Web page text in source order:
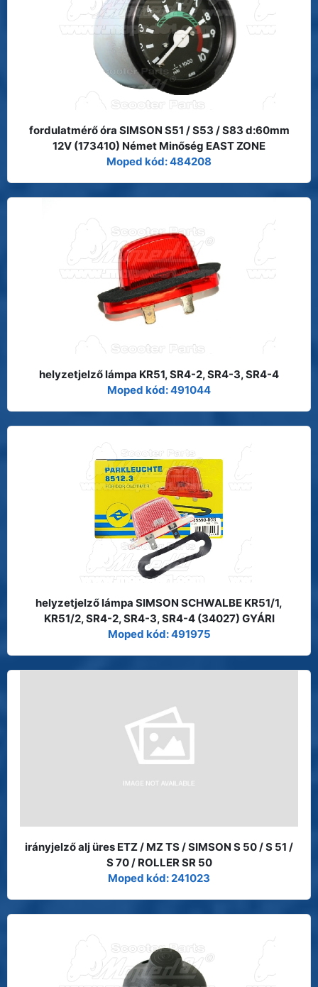
fordulatmérő óra SIMSON S51 / S53 / S83 d:60mm
12V (173410) Német Minőség EAST ZONE
Moped kód: 484208
helyzetjelző lámpa KR51, SR4-2, SR4-3, SR4-4
Moped kód: 491044
helyzetjelző lámpa SIMSON SCHWALBE KR51/1,
KR51/2, SR4-2, SR4-3, SR4-4 (34027) GYÁRI
Moped kód: 491975
irányjelző alj üres ETZ / MZ TS / SIMSON S 50 / S 51 /
S 70 / ROLLER SR 50
Moped kód: 241023